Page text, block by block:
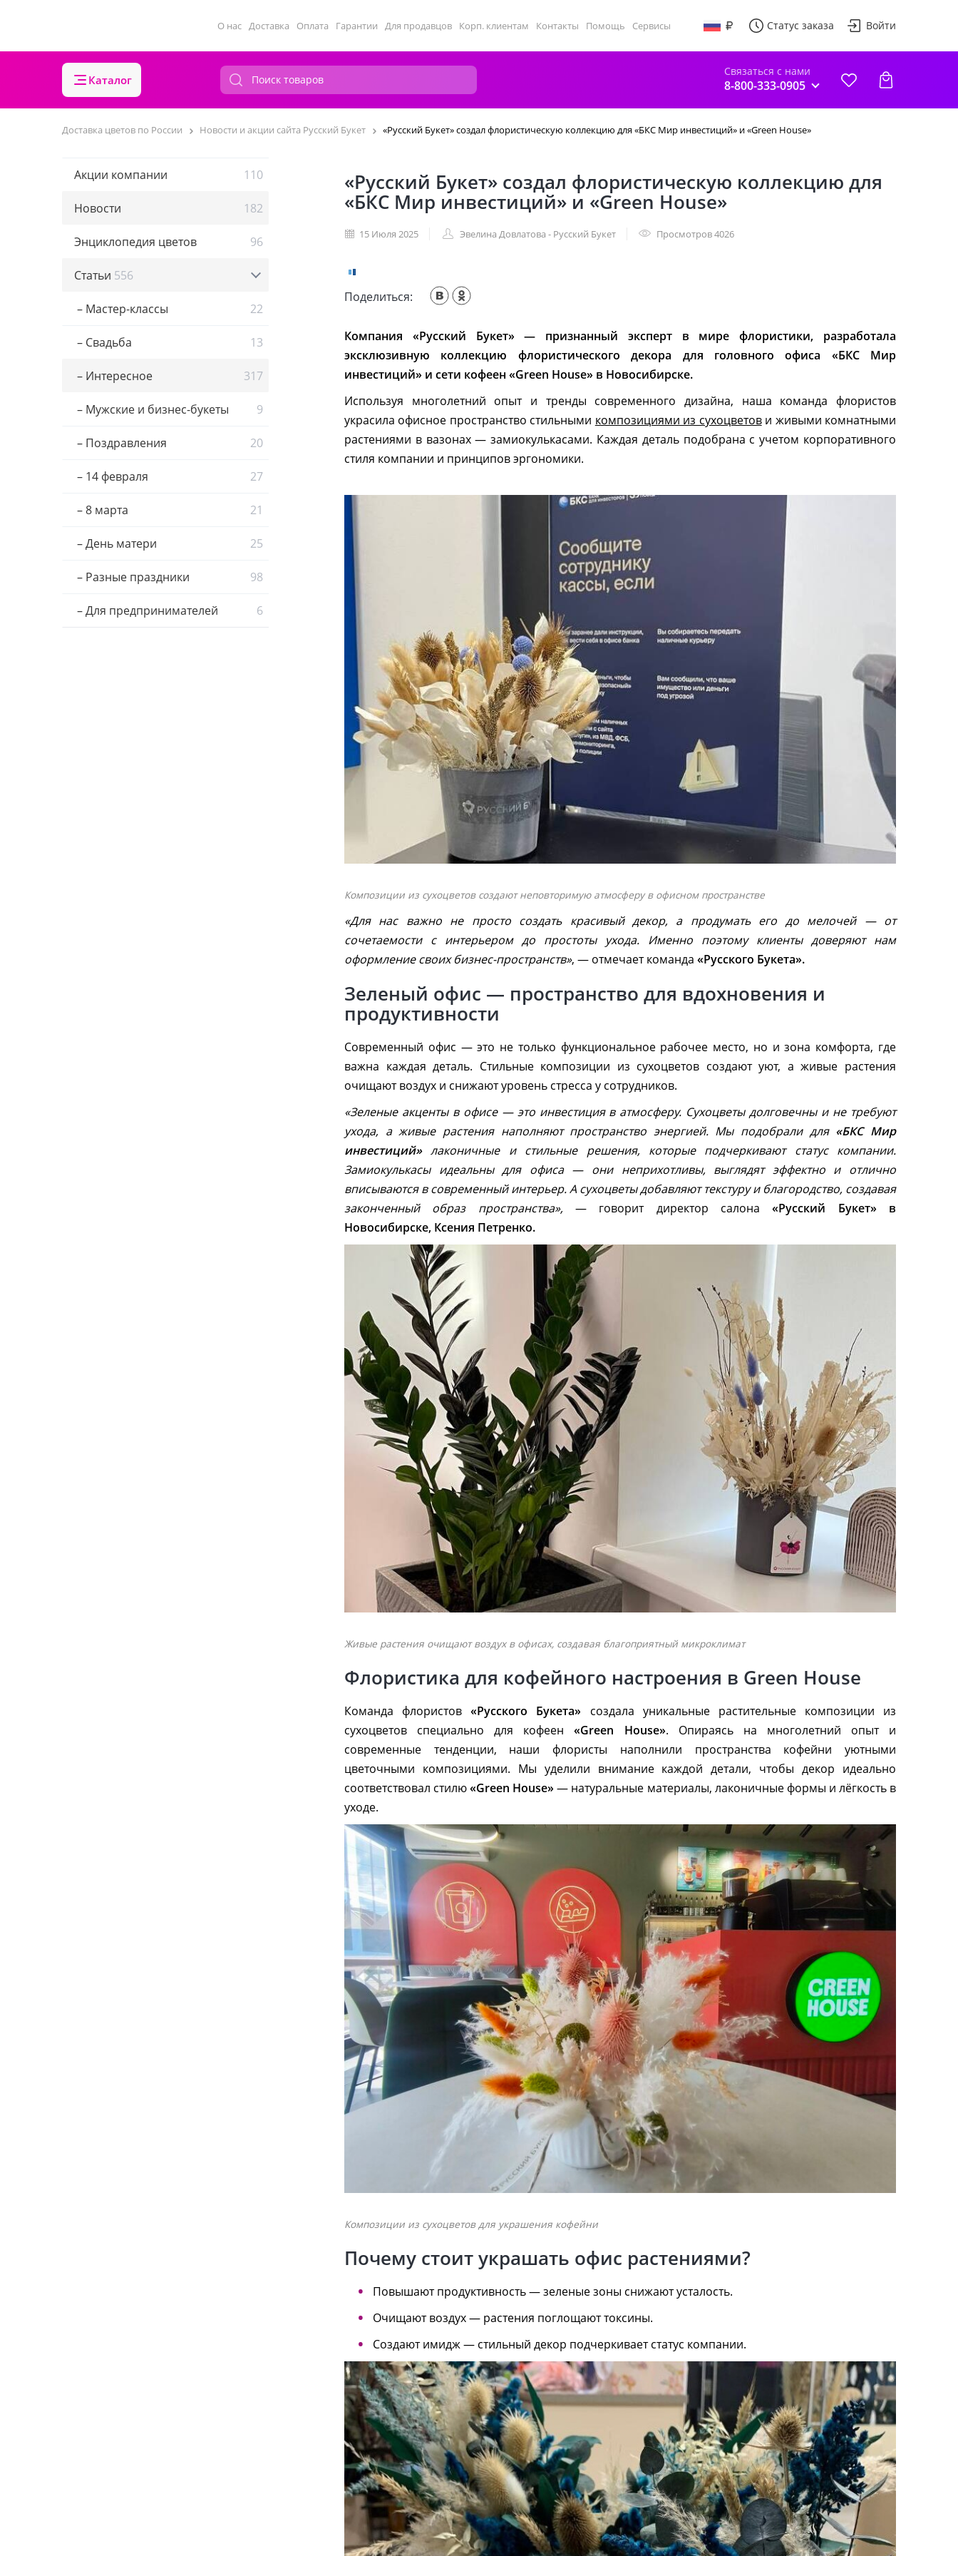
О нас Доставка Оплата Гарантии Для продавцов Корп. клиентам Контакты Помощь Сервисы Статус заказа Войти
Каталог
Связаться с нами
8-800-333-0905
Доставка цветов по России Новости и акции сайта Русский Букет «Русский Букет» создал флористическую коллекцию для «БКС Мир инвестиций» и «Green House»
Акции компании 110
Новости 182
Энциклопедия цветов 96
Статьи 556
– Мастер-классы 22
– Свадьба 13
– Интересное 317
– Мужские и бизнес-букеты 9
– Поздравления 20
– 14 февраля 27
– 8 марта 21
– День матери 25
– Разные праздники 98
– Для предпринимателей 6
«Русский Букет» создал флористическую коллекцию для
«БКС Мир инвестиций» и «Green House»
15 Июля 2025 Эвелина Довлатова - Русский Букет Просмотров 4026
Поделиться:
Компания «Русский Букет» — признанный эксперт в мире флористики, разработала
эксклюзивную коллекцию флористического декора для головного офиса «БКС Мир
инвестиций» и сети кофеен «Green House» в Новосибирске.
Используя многолетний опыт и тренды современного дизайна, наша команда флористов
украсила офисное пространство стильными композициями из сухоцветови живыми комнатными
растениями в вазонах — замиокулькасами. Каждая деталь подобрана с учетом корпоративного
стиля компании и принципов эргономики.
Композиции из сухоцветов создают неповторимую атмосферу в офисном пространстве
«Для нас важно не просто создать красивый декор, а продумать его до мелочей — от
сочетаемости с интерьером до простоты ухода. Именно поэтому клиенты доверяют нам
оформление своих бизнес-пространств», — отмечает команда «Русского Букета».
Зеленый офис — пространство для вдохновения и
продуктивности
Современный офис — это не только функциональное рабочее место, но и зона комфорта, где
важна каждая деталь. Стильные композиции из сухоцветов создают уют, а живые растения
очищают воздух и снижают уровень стресса у сотрудников.
«Зеленые акценты в офисе — это инвестиция в атмосферу. Сухоцветы долговечны и не требуют
ухода, а живые растения наполняют пространство энергией. Мы подобрали для «БКС Мир
инвестиций»лаконичные и стильные решения, которые подчеркивают статус компании.
Замиокулькасы идеальны для офиса — они неприхотливы, выглядят эффектно и отлично
вписываются в современный интерьер. А сухоцветы добавляют текстуру и благородство, создавая
законченный образ пространства», — говорит директор салона«Русский Букет» в
Новосибирске, Ксения Петренко.
Живые растения очищают воздух в офисах, создавая благоприятный микроклимат
Флористика для кофейного настроения в Green House
Команда флористов «Русского Букета» создала уникальные растительные композиции из
сухоцветов специально для кофеен«Green House». Опираясь на многолетний опыт и
современные тенденции, наши флористы наполнили пространства кофейни уютными
цветочными композициями. Мы уделили внимание каждой детали, чтобы декор идеально
соответствовал стилю«Green House»— натуральные материалы, лаконичные формы и лёгкость в
уходе.
Композиции из сухоцветов для украшения кофейни
Почему стоит украшать офис растениями?
Повышают продуктивность — зеленые зоны снижают усталость.
Очищают воздух — растения поглощают токсины.
Создают имидж — стильный декор подчеркивает статус компании.